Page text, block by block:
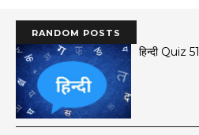
RANDOM POSTS
हिन्दी Quiz 51